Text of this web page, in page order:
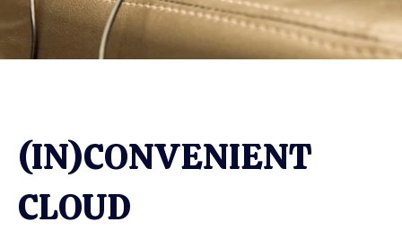
(IN)CONVENIENT
CLOUD